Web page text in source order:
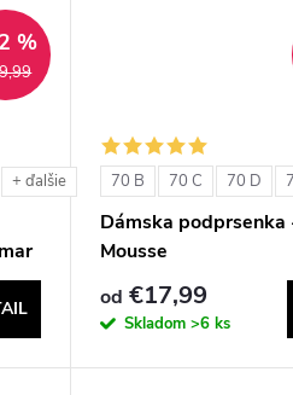
%
+ ďalšie 70 B 70 C 70 D
Dámska podprsenka
Mousse
od €17,99
Skladom>6 ks